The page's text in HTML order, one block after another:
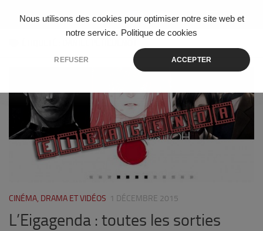
Nous utilisons des cookies pour optimiser notre site web et
notre service. Politique de cookies
REFUSER ACCEPTER
Skip to content
CINÉMA, DRAMA ET VIDÉOS 1 DÉCEMBRE 2015
L’Eigagenda : toutes les sorties